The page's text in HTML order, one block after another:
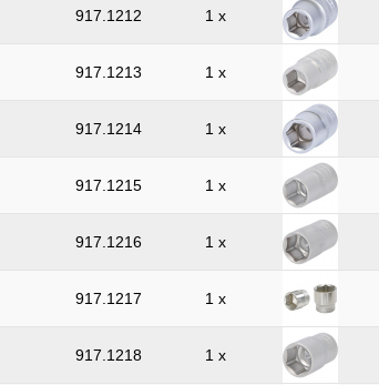
917.1212 1 x
917.1213 1 x
917.1214 1 x
917.1215 1 x
917.1216 1 x
917.1217 1 x
917.1218 1 x